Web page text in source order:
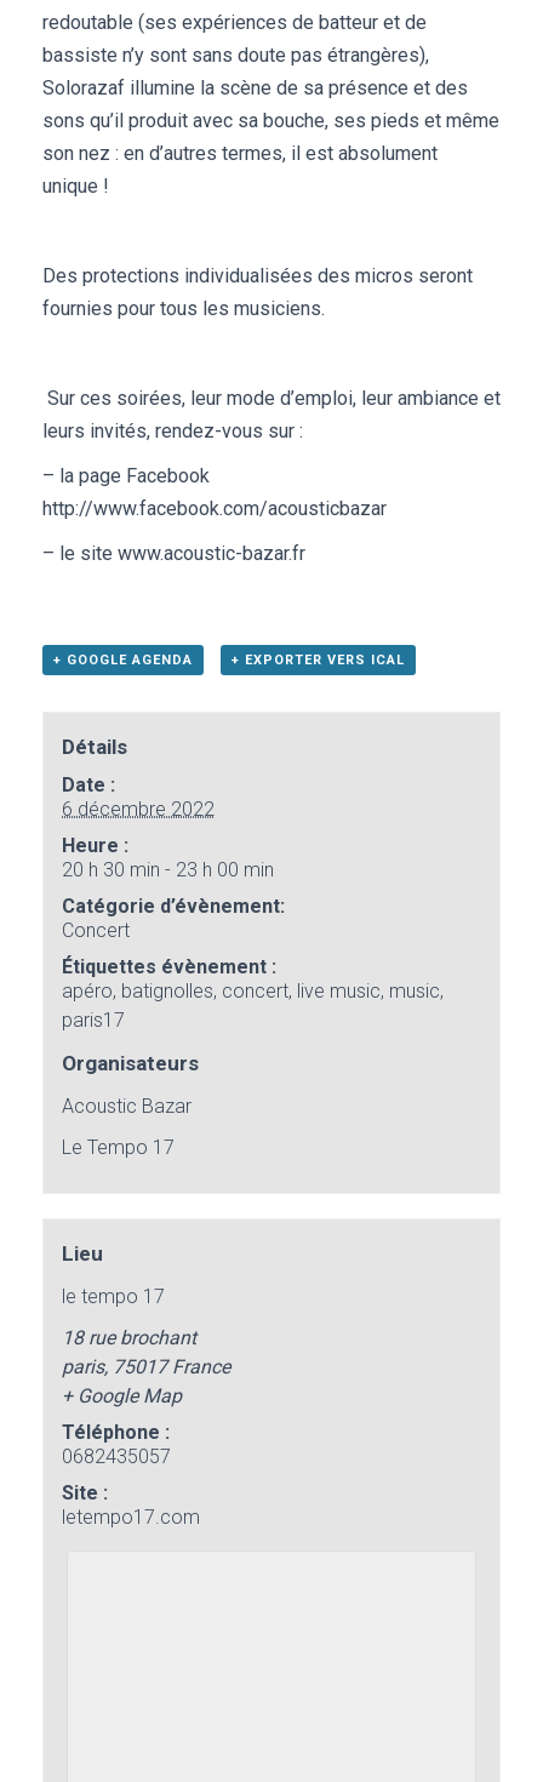
redoutable (ses expériences de batteur et de
bassiste n’y sont sans doute pas étrangères),
Solorazaf illumine la scène de sa présence et des
sons qu’il produit avec sa bouche, ses pieds et même
son nez : en d’autres termes, il est absolument
unique !
Des protections individualisées des micros seront
fournies pour tous les musiciens.
Sur ces soirées, leur mode d’emploi, leur ambiance et
leurs invités, rendez-vous sur :
– la page Facebook
http://www.facebook.com/acousticbazar
– le site www.acoustic-bazar.fr
+ GOOGLE AGENDA + EXPORTER VERS ICAL
Détails
Date :
6 décembre 2022
Heure :
20 h 30 min - 23 h 00 min
Catégorie d’évènement:
Concert
Étiquettes évènement :
apéro, batignolles, concert, live music, music,
paris17
Organisateurs
Acoustic Bazar
Le Tempo 17
Lieu
le tempo 17
18 rue brochant
paris, 75017 France
+ Google Map
Téléphone :
0682435057
Site :
letempo17.com